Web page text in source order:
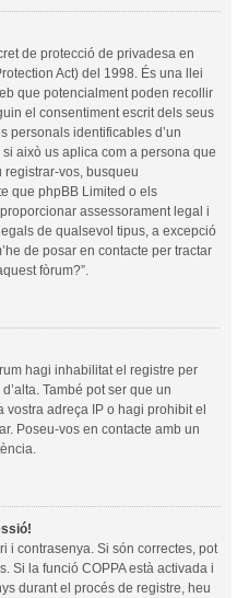
de protecció de privadesa en
Act) del 1998. És una llei
que potencialment poden recollir
el consentiment escrit dels seus
personals identificables d’un
això us aplica com a persona que
vos, busqueu
que phpBB Limited o els
assessorament legal i
de qualsevol tipus, a excepció
de posar en contacte per tractar
fòrum?”.
hagi inhabilitat el registre per
També pot ser que un
adreça IP o hagi prohibit el
Poseu-vos en contacte amb un
i contrasenya. Si són correctes, pot
Si la funció COPPA està activada i
durant el procés de registre, heu